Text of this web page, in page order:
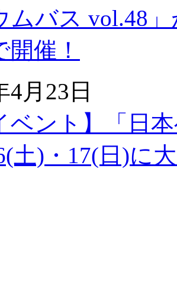
ムバス vol.48
開催！
4月23日
ベント】「日
土)・17(日)に